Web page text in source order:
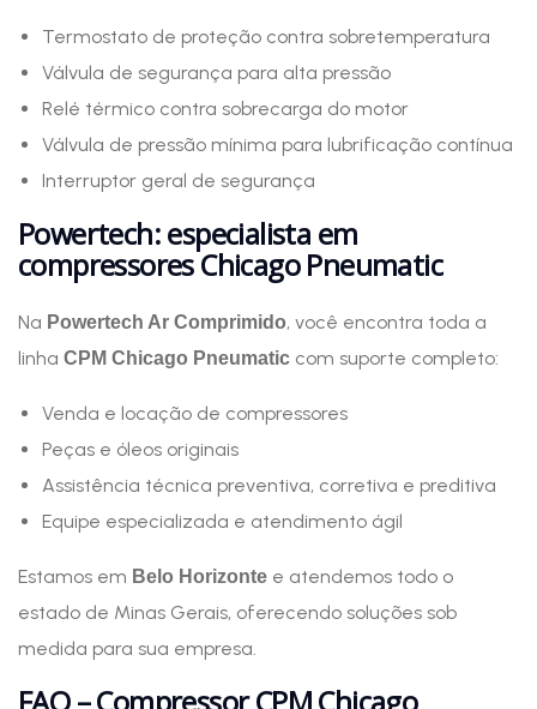
Termostato de proteção contra sobretemperatura
Válvula de segurança para alta pressão
Relé térmico contra sobrecarga do motor
Válvula de pressão mínima para lubrificação contínua
Interruptor geral de segurança
Powertech: especialista em
compressores Chicago Pneumatic
Na Powertech Ar Comprimido, você encontra toda a
linha CPM Chicago Pneumatic com suporte completo:
Venda e locação de compressores
Peças e óleos originais
Assistência técnica preventiva, corretiva e preditiva
Equipe especializada e atendimento ágil
Estamos em Belo Horizonte e atendemos todo o
estado de Minas Gerais, oferecendo soluções sob
medida para sua empresa.